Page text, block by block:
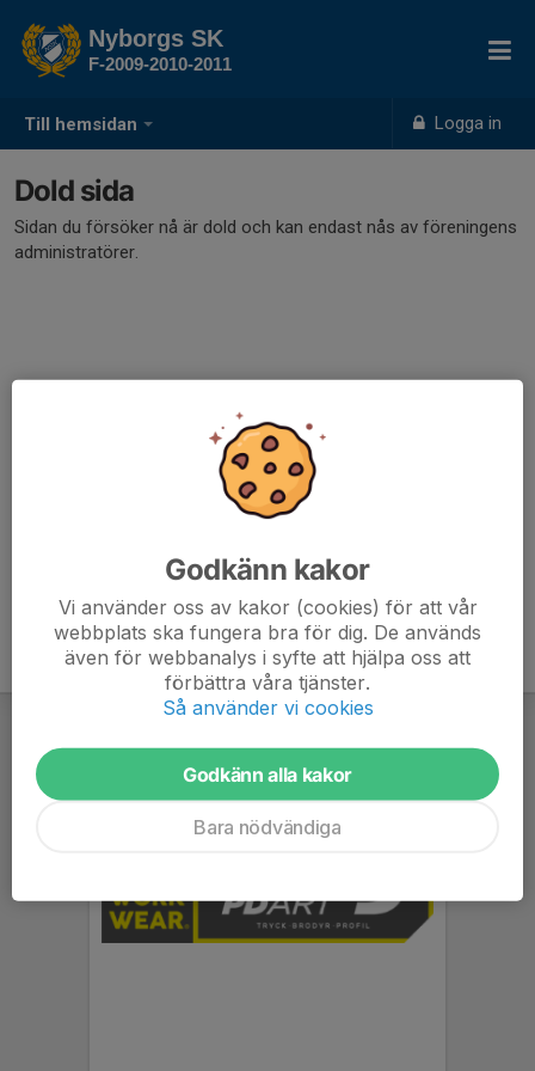
Till hemsidan Logga in
Nyborgs SK
F-2009-2010-2011
Dold sida
Sidan du försöker nå är dold och kan endast nås av föreningens
administratörer.
Godkänn kakor
Vi använder oss av kakor (cookies) för att vår
webbplats ska fungera bra för dig. De används
även för webbanalys i syfte att hjälpa oss att
förbättra våra tjänster.
Så använder vi cookies
Godkänn alla kakor
Bara nödvändiga